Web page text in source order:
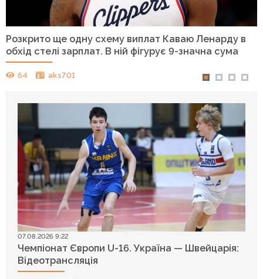
Розкрито ще одну схему виплат Каваю Ленарду в
обхід стелі зарплат. В ній фігурує 9-значна сума
64 aks701
07.08.2026 9:22
Чемпіонат Європи U-16. Україна — Швейцарія:
Відеотрансляція